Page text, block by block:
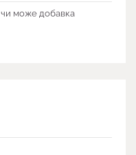
чи може добавка